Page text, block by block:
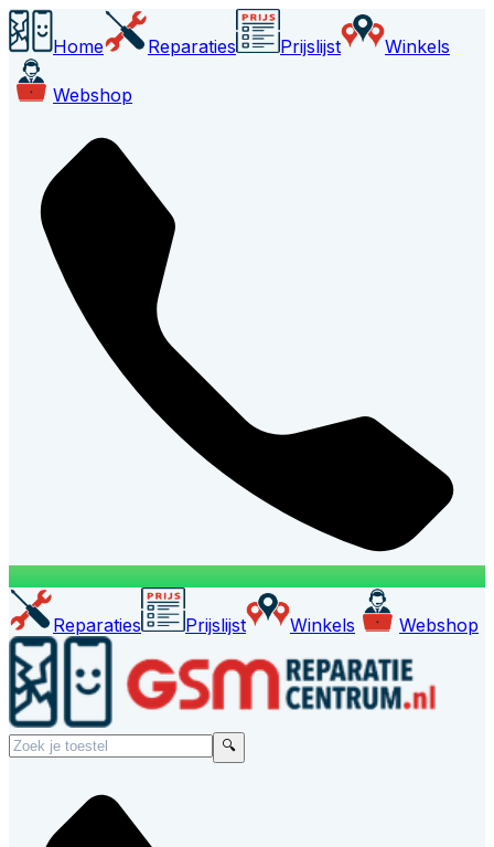
Home Reparaties Prijslijst Winkels
Webshop
Reparaties Prijslijst Winkels Webshop
🔍